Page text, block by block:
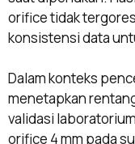
orifice tidak
konsistensi data
Dalam konteks
menetapkan
validasi
orifice 4 mm pada